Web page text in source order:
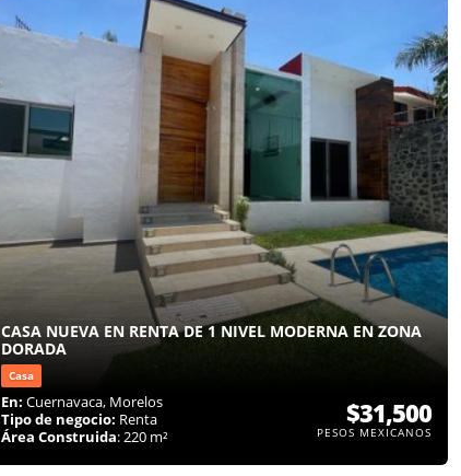
CASA NUEVA EN RENTA DE 1 NIVEL MODERNA EN ZONA
DORADA
Casa
En: Cuernavaca, Morelos
Tipo de negocio: Renta
Área Construida: 220 m²
$31,500
PESOS MEXICANOS